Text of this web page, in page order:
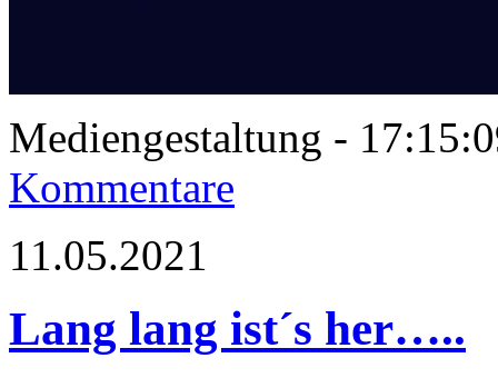
Mediengestaltung -
Kommentare
11.05.2021
Lang lang ist´s her…..